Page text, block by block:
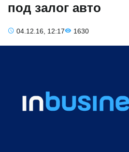
под залог авто
04.12.16, 12:17 1630